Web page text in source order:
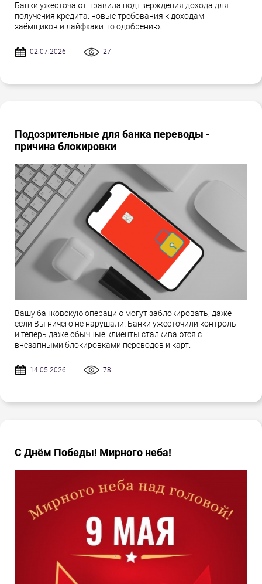
Банки ужесточают правила подтверждения дохода для
получения кредита: новые требования к доходам
заёмщиков и лайфхаки по одобрению.
02.07.2026 27
Подозрительные для банка переводы -
причина блокировки
Вашу банковскую операцию могут заблокировать, даже
если Вы ничего не нарушали! Банки ужесточили контроль
и теперь даже обычные клиенты сталкиваются с
внезапными блокировками переводов и карт.
14.05.2026 78
С Днём Победы! Мирного неба!